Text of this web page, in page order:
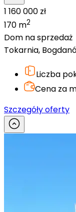
1 160 000 zł
170 m2
Dom na sprzedaż
Tokarnia,
Liczba
Cena za
Szczegóły oferty